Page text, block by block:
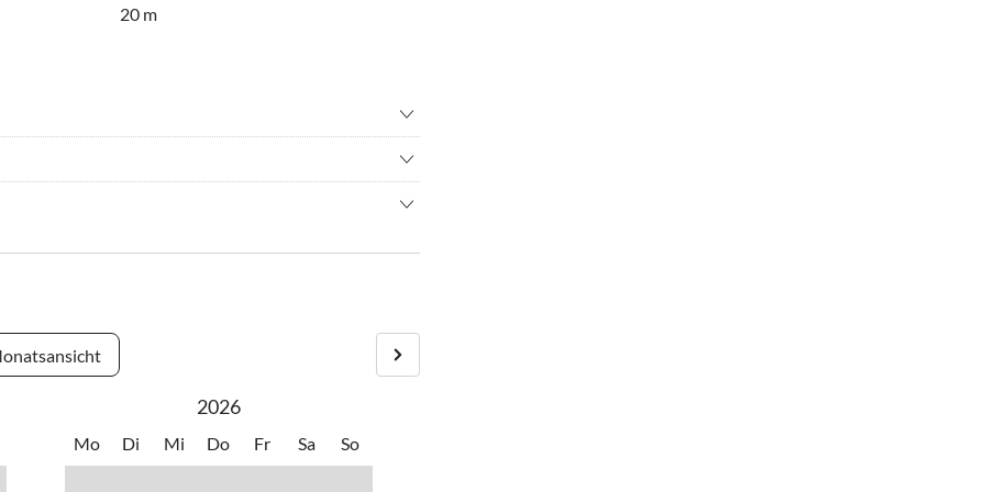
20 m
KdF-Seebad (Kraft durch
beeindruckende Gebäude
entlang der Ostseeküste
konzipiert. Obwohl der
zeugt es von der
2026
Mo Di Mi Do Fr Sa So